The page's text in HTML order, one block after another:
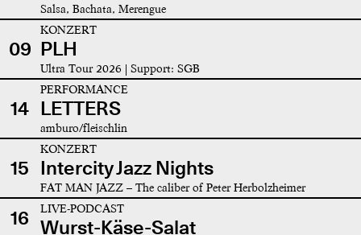
Salsa, Bachata, Merengue
09
KONZERT
PLH
Ultra Tour 2026 | Support: SGB
14
PERFORMANCE
LETTERS
amburo/fleischlin
15
KONZERT
Intercity Jazz Nights
FAT MAN JAZZ – The caliber of Peter Herbolzheimer
16 LIVE-PODCAST
Wurst-Käse-Salat